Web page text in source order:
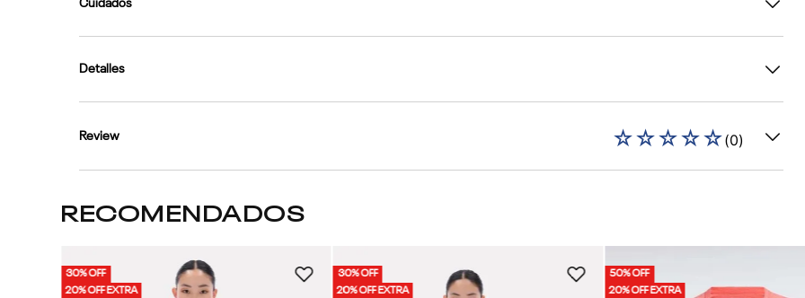
Cuidados
Detalles
Review ☆☆☆☆☆(0)
RECOMENDADOS
30% OFF
20% OFF EXTRA
30% OFF
20% OFF EXTRA
50% OFF
20% OFF EXTRA